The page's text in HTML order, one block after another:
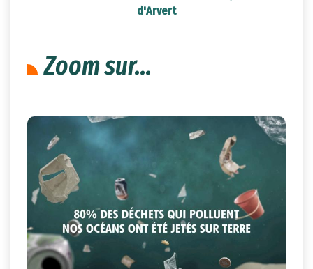
d'Arvert
Zoom sur...